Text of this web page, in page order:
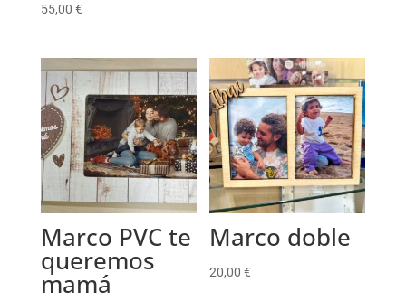
55,00 €
Marco PVC te
queremos
mamá
Marco doble
20,00€